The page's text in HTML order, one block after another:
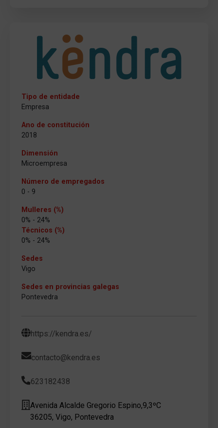
Tipo de entidade
Empresa
Ano de constitución
2018
Dimensión
Microempresa
Número de empregados
0 - 9
Mulleres (%)
0% - 24%
Técnicos (%)
0% - 24%
Sedes
Vigo
Sedes en provincias galegas
Pontevedra
https://kendra.es/
contacto@kendra.es
623182438
Avenida Alcalde Gregorio Espino,9,3ºC
36205, Vigo, Pontevedra